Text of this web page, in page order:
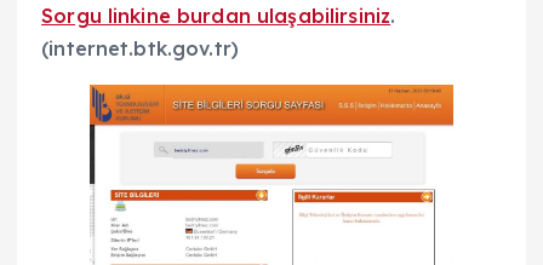
Sorgu linkine burdan ulaşabilirsiniz.
(internet.btk.gov.tr)